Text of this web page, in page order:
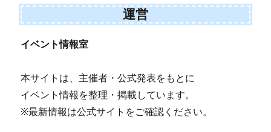
運営
イベント情報室
本サイトは、主催者・公式発表をもとに
イベント情報を整理・掲載しています。
※最新情報は公式サイトをご確認ください。